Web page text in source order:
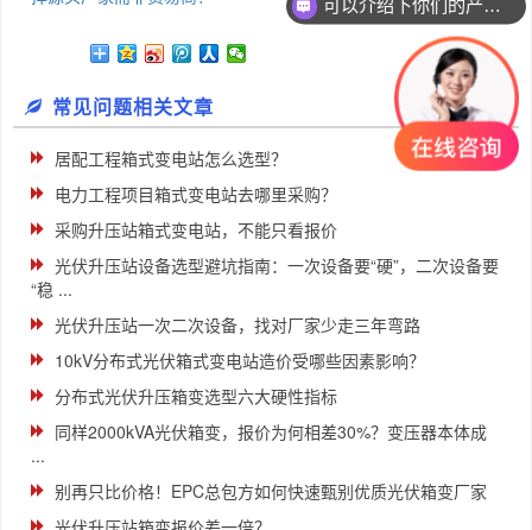
常见问题相关文章
居配工程箱式变电站怎么选型？
电力工程项目箱式变电站去哪里采购？
采购升压站箱式变电站，不能只看报价
光伏升压站设备选型避坑指南：一次设备要“硬”，二次设备要
“稳 ...
光伏升压站一次二次设备，找对厂家少走三年弯路
10kV分布式光伏箱式变电站造价受哪些因素影响？
分布式光伏升压箱变选型六大硬性指标
同样2000kVA光伏箱变，报价为何相差30%？变压器本体成
...
别再只比价格！EPC总包方如何快速甄别优质光伏箱变厂家
你们是怎么收费的呢